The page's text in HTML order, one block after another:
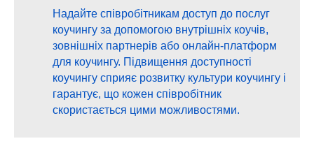
Надайте співробітникам доступ до послуг
коучингу за допомогою внутрішніх коучів,
зовнішніх партнерів або онлайн-платформ
для коучингу. Підвищення доступності
коучингу сприяє розвитку культури коучингу і
гарантує, що кожен співробітник
скористається цими можливостями.